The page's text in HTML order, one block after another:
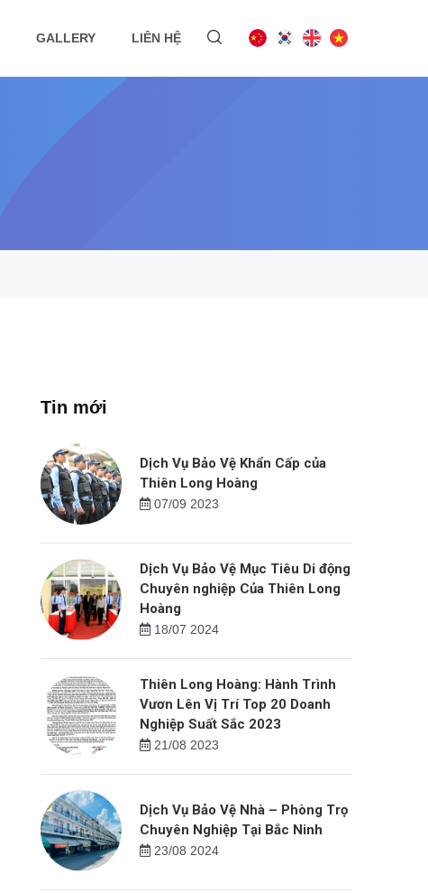
GALLERY LIÊN HỆ
Tin mới
Dịch Vụ Bảo Vệ Khẩn Cấp của
Thiên Long Hoàng
07/09 2023
Dịch Vụ Bảo Vệ Mục Tiêu Di động
Chuyên nghiệp Của Thiên Long
Hoàng
18/07 2024
Thiên Long Hoàng: Hành Trình
Vươn Lên Vị Trí Top 20 Doanh
Nghiệp Suất Sắc 2023
21/08 2023
Dịch Vụ Bảo Vệ Nhà – Phòng Trọ
Chuyên Nghiệp Tại Bắc Ninh
23/08 2024